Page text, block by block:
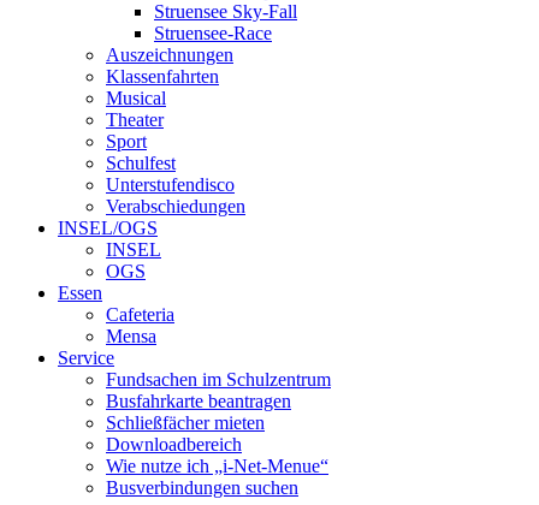
Struensee Sky-Fall
Struensee-Race
Auszeichnungen
Klassenfahrten
Musical
Theater
Sport
Schulfest
Unterstufendisco
Verabschiedungen
INSEL/OGS
INSEL
OGS
Essen
Cafeteria
Mensa
Service
Fundsachen im Schulzentrum
Busfahrkarte beantragen
Schließfächer mieten
Downloadbereich
Wie nutze ich „i-Net-Menue“
Busverbindungen suchen